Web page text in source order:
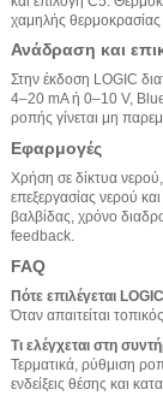
χαμηλής θερμοκρασίας
Ανάδραση και
Στην έκδοση LOGIC
4–20 mA ή 0–10 V,
ροπής γίνεται μη
Εφαρμογές
Χρήση σε δίκτυα
επεξεργασίας νερού
βαλβίδας, χρόνο
feedback.
FAQ
Πότε επιλέγεται
Όταν απαιτείται
Τι ελέγχεται στη
Τερματικά, ρύθμιση
ενδείξεις θέσης και